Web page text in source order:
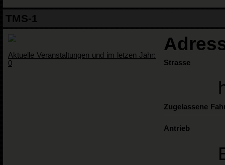
TMS-1
Aktuelle Veranstaltungen und im letzen Jahr:
0
Strasse
Zugelassene
Antrieb